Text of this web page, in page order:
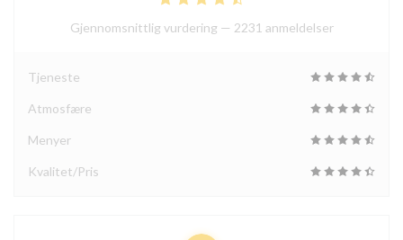
Gjennomsnittlig vurdering — 2231 anmeldelser
Tjeneste
Atmosfære
Menyer
Kvalitet/Pris